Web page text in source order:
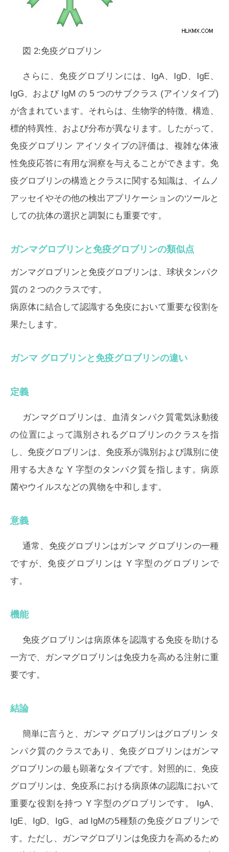
図 2:免疫グロブリン
さらに、免疫グロブリンには、IgA、IgD、IgE、
IgG、および IgM の 5 つのサブクラス (アイソタイプ)
が含まれています。それらは、生物学的特徴、構造、
標的特異性、および分布が異なります。したがって、
免疫グロブリン アイソタイプの評価は、複雑な体液
性免疫応答に有用な洞察を与えることができます。免
疫グロブリンの構造とクラスに関する知識は、イムノ
アッセイやその他の検出アプリケーションのツールと
しての抗体の選択と調製にも重要です。
ガンマグロブリンと免疫グロブリンの類似点
ガンマグロブリンと免疫グロブリンは、球状タンパク
質の 2 つのクラスです。
病原体に結合して認識する免疫において重要な役割を
果たします。
ガンマ グロブリンと免疫グロブリンの違い
定義
ガンマグロブリンは、血清タンパク質電気泳動後
の位置によって識別されるグロブリンのクラスを指
し、免疫グロブリンは、免疫系が識別および識別に使
用する大きな Y 字型のタンパク質を指します。病原
菌やウイルスなどの異物を中和します。
意義
通常、免疫グロブリンはガンマ グロブリンの一種
ですが、免疫グロブリンは Y 字型のグロブリンで
す。
機能
免疫グロブリンは病原体を認識する免疫を助ける
一方で、ガンマグロブリンは免疫力を高める注射に重
要です。
結論
簡単に言うと、ガンマ グロブリンはグロブリン タ
ンパク質のクラスであり、免疫グロブリンはガンマ
グロブリンの最も顕著なタイプです。対照的に、免疫
グロブリンは、免疫系における病原体の認識において
重要な役割を持つ Y 字型のグロブリンです。 IgA、
IgE、IgD、IgG、ad IgMの5種類の免疫グロブリンで
す。ただし、ガンマグロブリンは免疫力を高めるため